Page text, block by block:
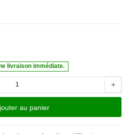
livraison immédiate.
+
au panier